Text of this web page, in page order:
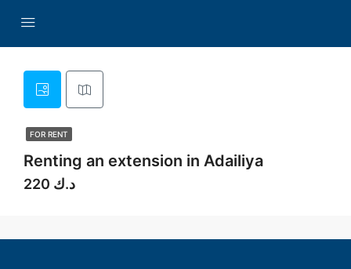
FOR RENT
Renting an extension in Adailiya
220 د.ك